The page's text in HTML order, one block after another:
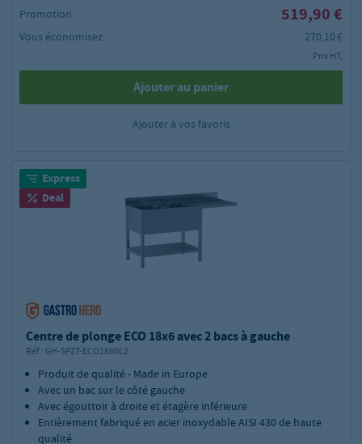
Promotion:
519,90 €
Vous économisez: 270,10 €
Prix HT,
Ajouter au panier
Ajouter à vos favoris
Express
Deal
Centre de plonge ECO 18x6 avec 2 bacs à gauche
Réf.: GH-SPZT-ECO1860L2
Produit de qualité - Made in Europe
Avec un bac sur le côté gauche
Avec égouttoir à droite et étagère inférieure
Entièrement fabriqué en acier inoxydable AISI 430 de haute
qualité